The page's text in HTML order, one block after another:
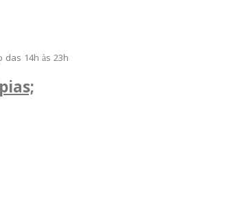
das 14h às 23h